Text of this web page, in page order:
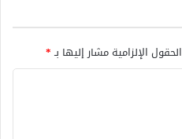
الحقول الإلزامية مشار إليها بـ*